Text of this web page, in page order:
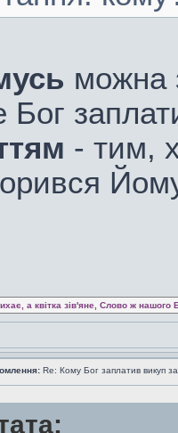
можна
Бог
- тим,
а квітка зів'яне, Слово ж нашого
Re: Кому Бог заплатив викуп